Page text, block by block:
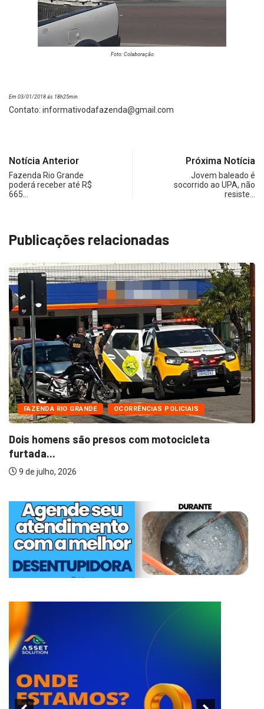
Foto: Colaboração
Em 03/01/2018 ás 18h25min
Contato: informativodafazenda@gmail.com
Notícia Anterior
Fazenda Rio Grande
poderá receber até R$
665…
Próxima Notícia
Jovem baleado é
socorrido ao UPA, não
resiste…
Publicações relacionadas
FAZENDA RIO GRANDE OCORRÊNCIAS POLICIAIS
Dois homens são presos com motocicleta
furtada...
9 de julho, 2026